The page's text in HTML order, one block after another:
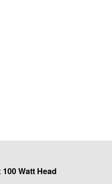
Watt Head